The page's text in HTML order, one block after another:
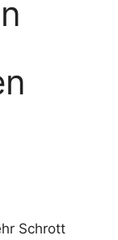
Schrott